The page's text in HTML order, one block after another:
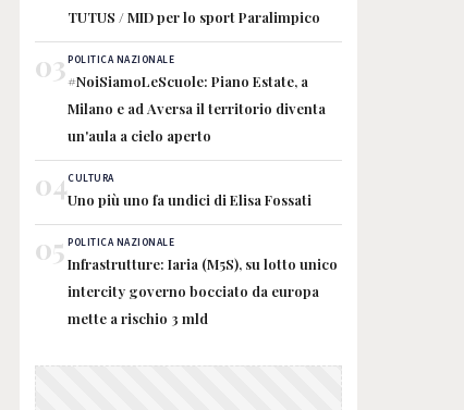
TUTUS / MID per lo sport Paralimpico
03POLITICA NAZIONALE
#NoiSiamoLeScuole: Piano Estate, a
Milano e ad Aversa il territorio diventa
un'aula a cielo aperto
04CULTURA
Uno più uno fa undici di Elisa Fossati
05 POLITICA NAZIONALE
Infrastrutture: Iaria (M5S), su lotto unico
intercity governo bocciato da europa
mette a rischio 3 mld